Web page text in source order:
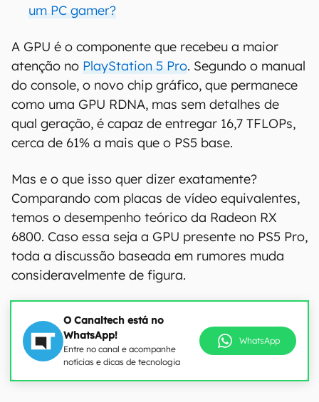
um PC gamer?
A GPU é o componente que recebeu a maior
atenção no PlayStation 5 Pro. Segundo o manual
do console, o novo chip gráfico, que permanece
como uma GPU RDNA, mas sem detalhes de
qual geração, é capaz de entregar 16,7 TFLOPs,
cerca de 61% a mais que o PS5 base.
Mas e o que isso quer dizer exatamente?
Comparando com placas de vídeo equivalentes,
temos o desempenho teórico da Radeon RX
6800. Caso essa seja a GPU presente no PS5 Pro,
toda a discussão baseada em rumores muda
consideravelmente de figura.
O Canaltech está no
WhatsApp!
Entre no canal e acompanhe
notícias e dicas de tecnologia
WhatsApp